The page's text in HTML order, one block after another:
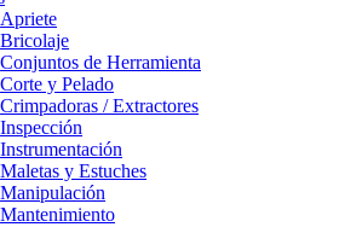
Apriete
Bricolaje
Conjuntos de Herramienta
Corte y Pelado
Crimpadoras / Extractores
Inspección
Instrumentación
Maletas y Estuches
Manipulación
Mantenimiento